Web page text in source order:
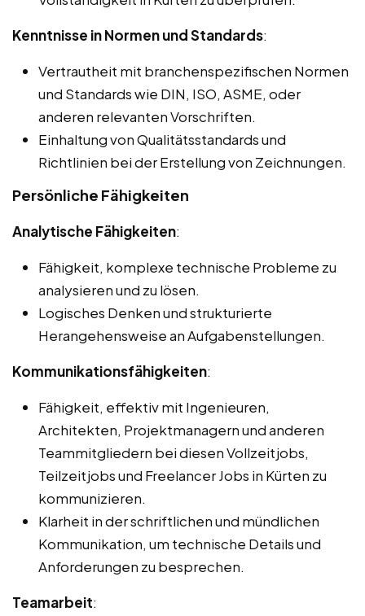
Kenntnisse in Normen und Standards:
Vertrautheit mit branchenspezifischen Normen
und Standards wie DIN, ISO, ASME, oder
anderen relevanten Vorschriften.
Einhaltung von Qualitätsstandards und
Richtlinien bei der Erstellung von Zeichnungen.
Persönliche Fähigkeiten
Analytische Fähigkeiten:
Fähigkeit, komplexe technische Probleme zu
analysieren und zu lösen.
Logisches Denken und strukturierte
Herangehensweise an Aufgabenstellungen.
Kommunikationsfähigkeiten:
Fähigkeit, effektiv mit Ingenieuren,
Architekten, Projektmanagern und anderen
Teammitgliedern bei diesen Vollzeitjobs,
Teilzeitjobs und Freelancer Jobs in Kürten zu
kommunizieren.
Klarheit in der schriftlichen und mündlichen
Kommunikation, um technische Details und
Anforderungen zu besprechen.
Teamarbeit: